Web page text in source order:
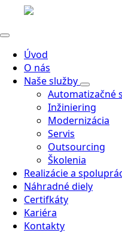
Úvod
O nás
Naše služby
Automatizačné
Inžiniering
Modernizácia
Servis
Outsourcing
Školenia
Realizácie a
Náhradné diely
Certifkáty
Kariéra
Kontakty